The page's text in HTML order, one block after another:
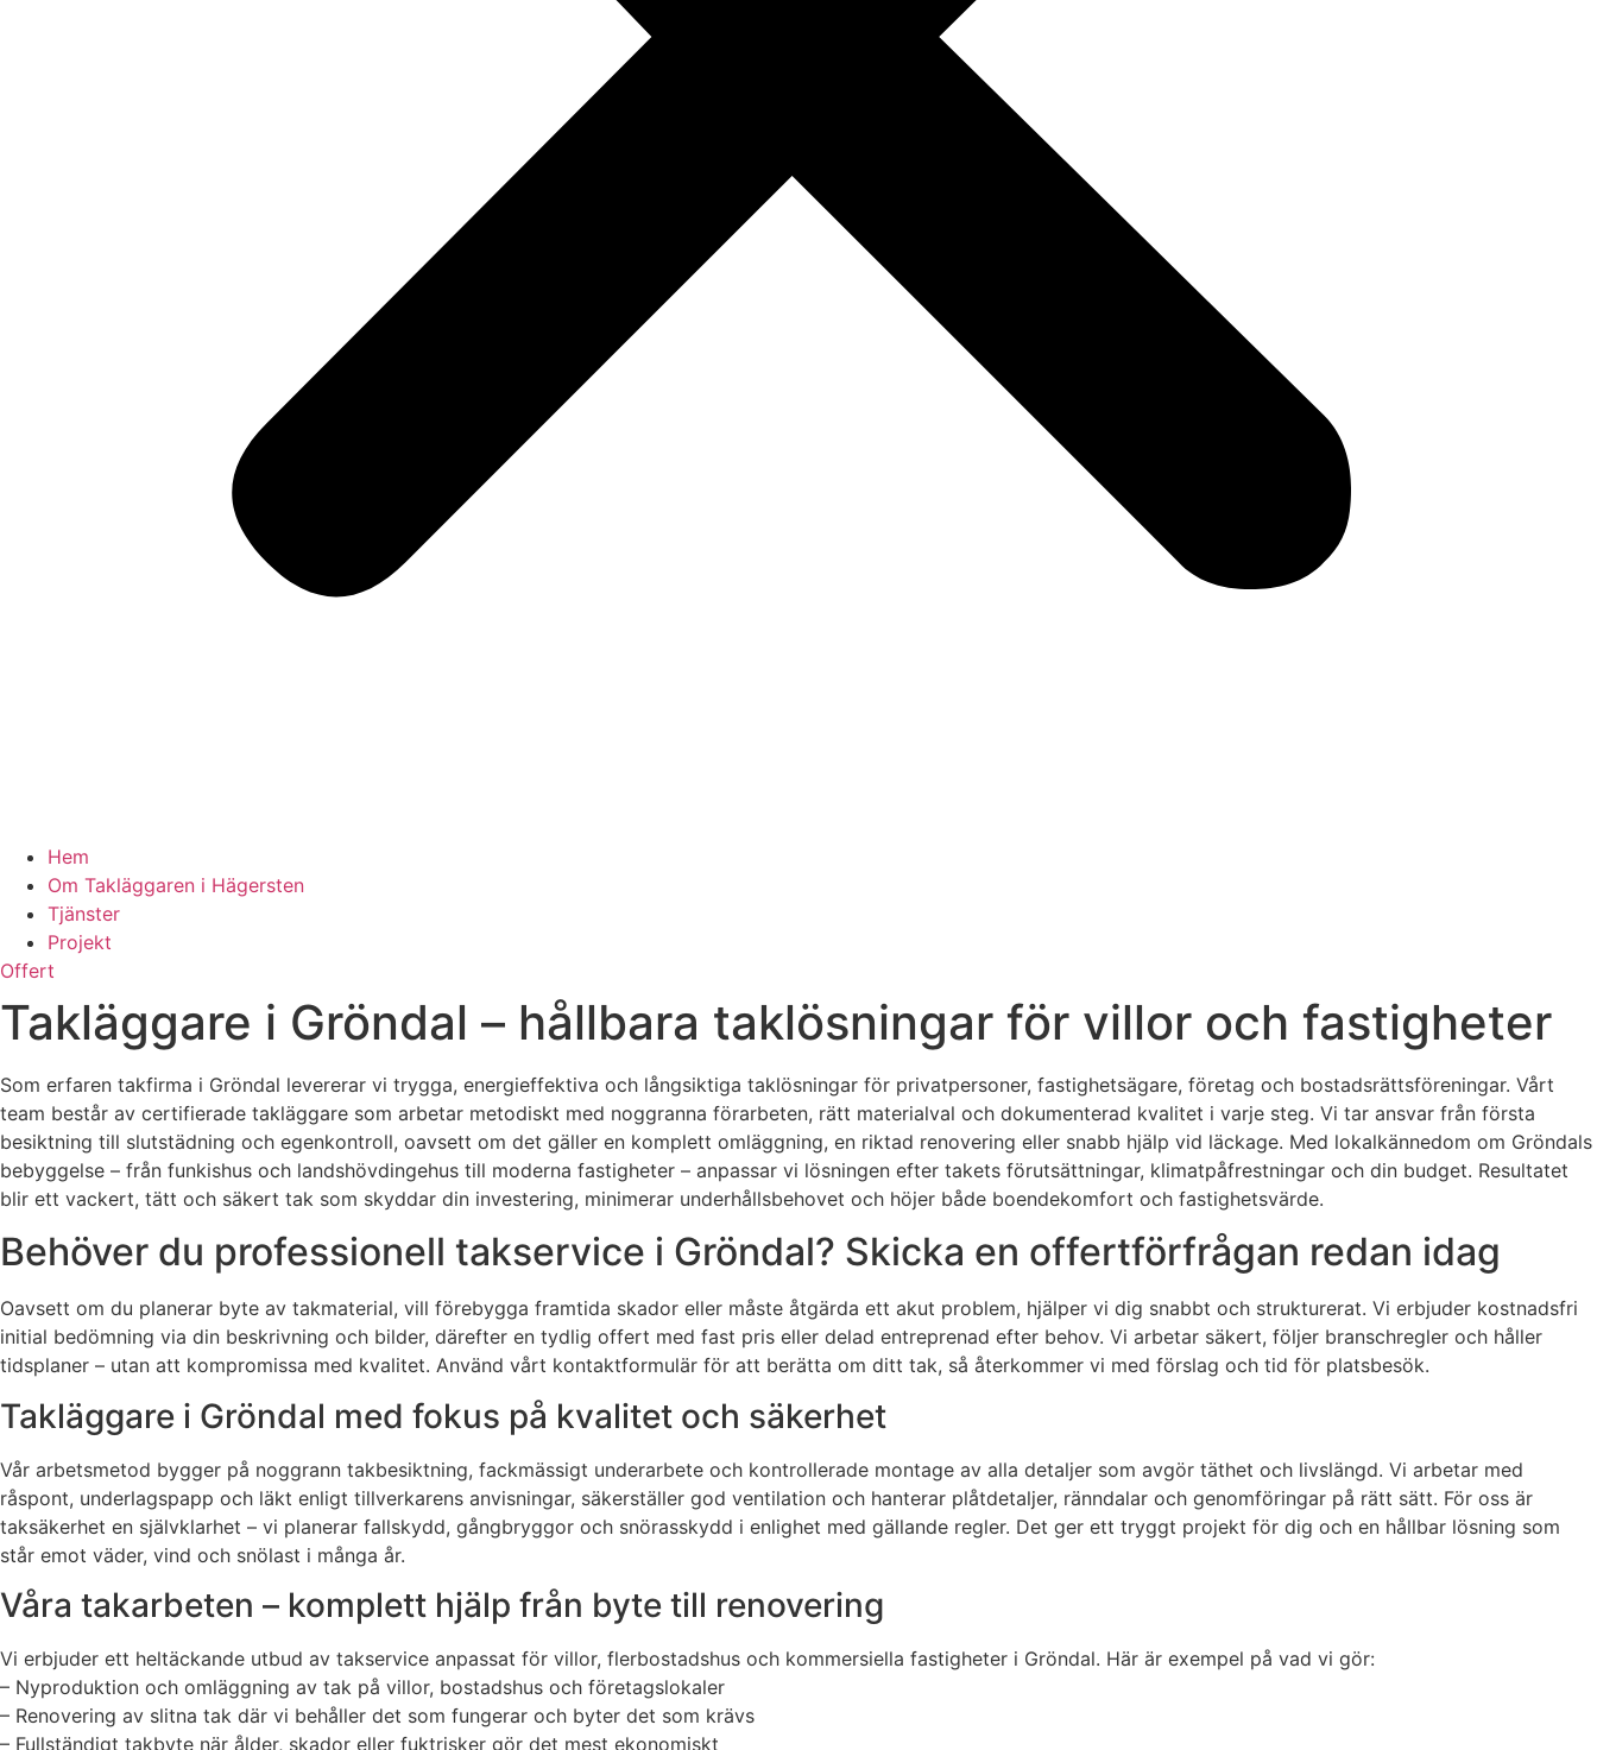
Hem
Om Takläggaren i Hägersten
Tjänster
Projekt
Offert
Takläggare i Gröndal – hållbara taklösningar för villor och fastigheter
Som erfaren takfirma i Gröndal levererar vi trygga, energieffektiva och långsiktiga taklösningar för privatpersoner, fastighetsägare, företag och bostadsrättsföreningar. Vårt
team består av certifierade takläggare som arbetar metodiskt med noggranna förarbeten, rätt materialval och dokumenterad kvalitet i varje steg. Vi tar ansvar från första
besiktning till slutstädning och egenkontroll, oavsett om det gäller en komplett omläggning, en riktad renovering eller snabb hjälp vid läckage. Med lokalkännedom om Gröndals
bebyggelse – från funkishus och landshövdingehus till moderna fastigheter – anpassar vi lösningen efter takets förutsättningar, klimatpåfrestningar och din budget. Resultatet
blir ett vackert, tätt och säkert tak som skyddar din investering, minimerar underhållsbehovet och höjer både boendekomfort och fastighetsvärde.
Behöver du professionell takservice i Gröndal? Skicka en offertförfrågan redan idag
Oavsett om du planerar byte av takmaterial, vill förebygga framtida skador eller måste åtgärda ett akut problem, hjälper vi dig snabbt och strukturerat. Vi erbjuder kostnadsfri
initial bedömning via din beskrivning och bilder, därefter en tydlig offert med fast pris eller delad entreprenad efter behov. Vi arbetar säkert, följer branschregler och håller
tidsplaner – utan att kompromissa med kvalitet. Använd vårt kontaktformulär för att berätta om ditt tak, så återkommer vi med förslag och tid för platsbesök.
Takläggare i Gröndal med fokus på kvalitet och säkerhet
Vår arbetsmetod bygger på noggrann takbesiktning, fackmässigt underarbete och kontrollerade montage av alla detaljer som avgör täthet och livslängd. Vi arbetar med
råspont, underlagspapp och läkt enligt tillverkarens anvisningar, säkerställer god ventilation och hanterar plåtdetaljer, ränndalar och genomföringar på rätt sätt. För oss är
taksäkerhet en självklarhet – vi planerar fallskydd, gångbryggor och snörasskydd i enlighet med gällande regler. Det ger ett tryggt projekt för dig och en hållbar lösning som
står emot väder, vind och snölast i många år.
Våra takarbeten – komplett hjälp från byte till renovering
Vi erbjuder ett heltäckande utbud av takservice anpassat för villor, flerbostadshus och kommersiella fastigheter i Gröndal. Här är exempel på vad vi gör:
– Nyproduktion och omläggning av tak på villor, bostadshus och företagslokaler
– Renovering av slitna tak där vi behåller det som fungerar och byter det som krävs
– Fullständigt takbyte när ålder, skador eller fuktrisker gör det mest ekonomiskt